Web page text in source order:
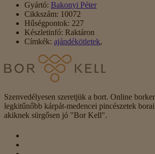
Gyártó: Bakonyi Péter
Cikkszám: 10072
Hűségpontok: 227
Készletinfó: Raktáron
Címkék: ajándékötletek,
Szenvedélyesen szeretjük a bort. Online
legkitűnőbb kárpát-medencei pincészetek
akiknek sürgősen jó "Bor Kell".